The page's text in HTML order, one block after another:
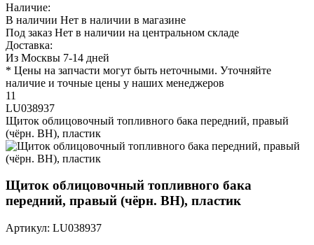
Наличие:
В наличии Нет в наличии в магазине
Под заказ Нет в наличии на центральном складе
Доставка:
Из Москвы 7-14 дней
* Цены на запчасти могут быть неточными. Уточняйте
наличие и точные цены у наших менеджеров
11
LU038937
Щиток облицовочный топливного бака передний, правый
(чёрн. BH), пластик
Щиток облицовочный топливного бака
передний, правый (чёрн. BH), пластик
Артикул: LU038937